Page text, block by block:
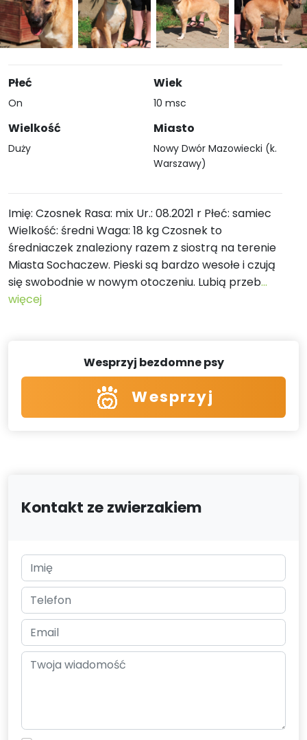
Płeć
On
Wielkość
Duży
Wiek
10 msc
Miasto
Nowy Dwór Mazowiecki (k.
Warszawy)
Imię: Czosnek Rasa: mix Ur.: 08.2021 r Płeć: samiec
Wielkość: średni Waga: 18 kg Czosnek to
średniaczek znaleziony razem z siostrą na terenie
Miasta Sochaczew. Pieski są bardzo wesołe i czują
się swobodnie w nowym otoczeniu. Lubią przeb...
więcej
Wesprzyj bezdomne psy
Wesprzyj
Kontakt ze zwierzakiem